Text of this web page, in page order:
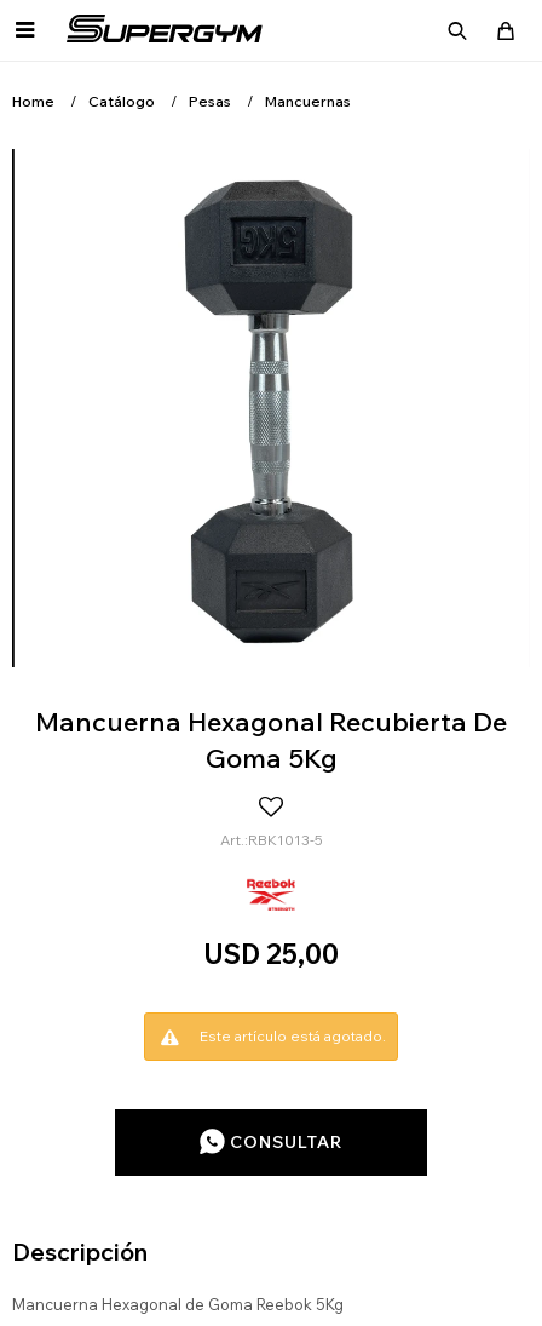

Home Catálogo Pesas Mancuernas
Mancuerna Hexagonal Recubierta De
Goma 5Kg
RBK1013-5
USD 25,00
Este artículo está agotado.
CONSULTAR
Descripción
Mancuerna Hexagonal de Goma Reebok 5Kg